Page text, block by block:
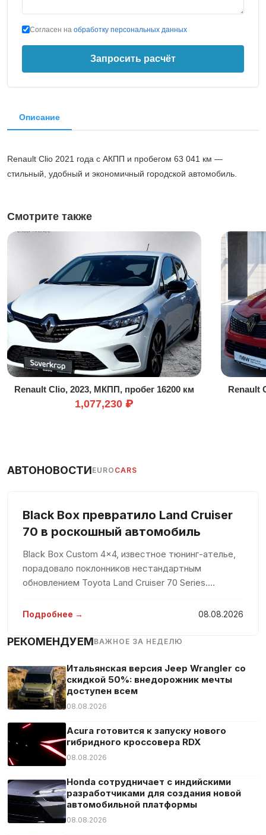
Согласен на обработку персональных данных
Запросить расчёт
Описание
Renault Clio 2021 года с АКПП и пробегом 63 041 км —
стильный, удобный и экономичный городской автомобиль.
Смотрите также
Renault Clio, 2023, МКПП, пробег 16200 км
1,077,230 ₽
Renault
АВТОНОВОСТИEURO CARS
Black Box превратило Land Cruiser
70 в роскошный автомобиль
Black Box Custom 4×4, известное тюнинг-ателье,
порадовало поклонников нестандартным
обновлением Toyota Land Cruiser 70 Series.
рабочее средство, этот внедорожник теперь
Подробнее → 08.08.2026
РЕКОМЕНДУЕМВАЖНОЕ ЗА НЕДЕЛЮ
Итальянская версия Jeep Wrangler со
скидкой 50%: внедорожник мечты
доступен всем
08.08.2026
Acura готовится к запуску нового
гибридного кроссовера RDX
08.08.2026
Honda сотрудничает с индийскими
разработчиками для создания новой
автомобильной платформы
08.08.2026